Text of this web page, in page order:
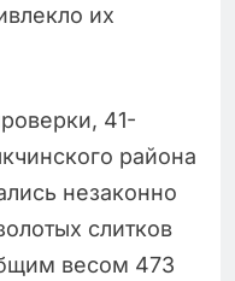
их
41-
района
незаконно
слитков
весом 473